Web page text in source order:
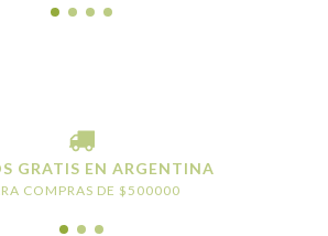
GRATIS EN ARGENTINA
COMPRAS DE $500000